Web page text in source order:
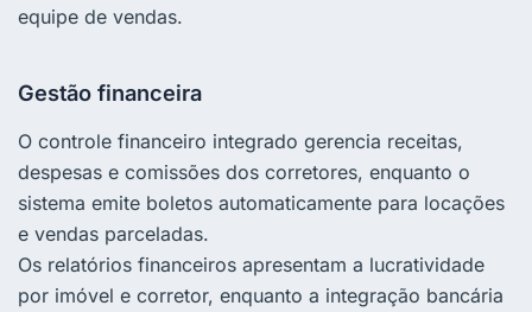
equipe de vendas.
Gestão financeira
O controle financeiro integrado gerencia receitas,
despesas e comissões dos corretores, enquanto o
sistema emite boletos automaticamente para locações
e vendas parceladas.
Os relatórios financeiros apresentam a lucratividade
por imóvel e corretor, enquanto a integração bancária